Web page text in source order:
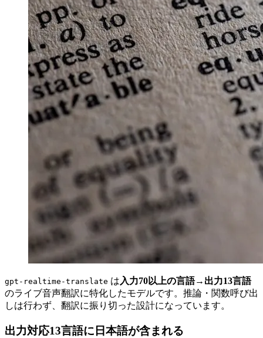
gpt-realtime-translate は 入力70以上の言語→出力13言語
のライブ音声翻訳に特化したモデルです。推論・関数呼び出
しは行わず、翻訳に振り切った設計になっています。
出力対応13言語に日本語が含まれる